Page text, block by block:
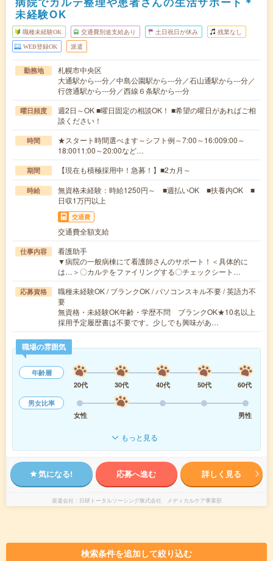
未経験OK
職種未経験OK 交通費別途支給あり 土日祝日が休み 残業なし
WEB登録OK 派遣
勤務地
札幌市中央区
大通駅から---分／中島公園駅から---分／石山通駅から---分／
行啓通駅から---分／西線６条駅から---分
曜日頻度
週2日～OK ■曜日固定の相談OK！ ■希望の曜日があればご相
談ください！
時間
★スタート時間選べます～シフト例～7:00～16:009:00～
18:0011:00～20:00など…
期間 【現在も積極採用中！急募！】■2カ月～
時給
無資格未経験：時給1250円～ ■週払いOK ■扶養内OK ■
日収1万円以上
交通費
交通費全額支給
仕事内容
看護助手
▼病院の一般病棟にて看護師さんのサポート！＜具体的に
は…＞〇カルテをファイリングする〇チェックシート…
応募資格
職種未経験OK / ブランクOK / パソコンスキル不要 / 英語力不
要
無資格・未経験OK年齢・学歴不問 ブランクOK★10名以上
採用予定履歴書は不要です。少しでも興味があ…
職場の雰囲気
年齢層
20代
30代 40代 50代
60代
男女比率
女性
男性
もっと見る
気になる! 応募へ進む 詳しく見る
派遣会社 日研トータルソーシング株式会社 メディカルケア事業部
検索条件を追加して絞り込む